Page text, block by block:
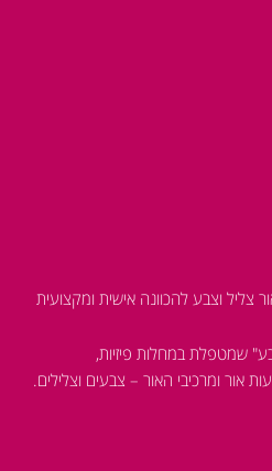
צליל וצבע להכוונה אישית ומקצועית
שמטפלת במחלות פיזיות,
אור ומרכיבי האור – צבעים וצלילים.